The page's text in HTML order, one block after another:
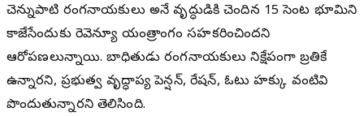
చెన్నుపాటి రంగనాయకులు అనే వృద్ధుడికి చెందిన 15 సెంట్ల భూమిని
కాజేసేందుకు రెవెన్యూ యంత్రాంగం సహకరించిందని
ఆరోపణలున్నాయి. బాధితుడు రంగనాయకులు నిక్షేపంగా బ్రతికే
ఉన్నారని, ప్రభుత్వ వృద్ధాప్య పెన్షన్, రేషన్, ఓటు హక్కు వంటివి
పొందుతున్నారని తెలిసింది.